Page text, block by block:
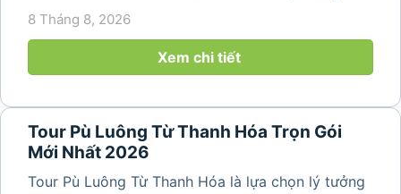
bản làng và tận hưởng không gian nghỉ dưỡng yên
bình. Với lịch trình 2N1Đ hoặc 3N2Đ, hành trình có
8 Tháng 8, 2026
Xem chi tiết
Tour Pù Luông Từ Thanh Hóa Trọn Gói
Mới Nhất 2026
Tour Pù Luông Từ Thanh Hóa là lựa chọn lý tưởng